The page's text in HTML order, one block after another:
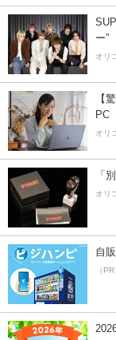
ー”
オリ
【
PC
オリ
「
オリ
自
（